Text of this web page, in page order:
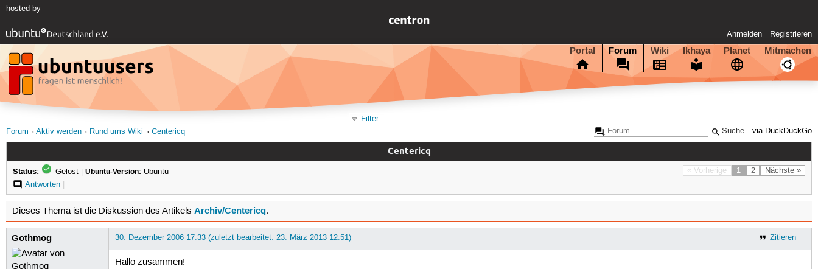
hosted by
Anmelden Registrieren
Portal Forum Wiki Ikhaya Planet Mitmachen
via DuckDuckGo
Filter
Forum
Aktiv werden Rund ums Wiki Centericq
Centericq
« Vorherige 1 2 Nächste »
Status: Gelöst | Ubuntu-Version: Ubuntu
Antworten|
Dieses Thema ist die Diskussion des Artikels Archiv/Centericq.
Gothmog Zitieren
30. Dezember 2006 17:33 (zuletzt bearbeitet: 23. März 2013 12:51)
Hallo zusammen!